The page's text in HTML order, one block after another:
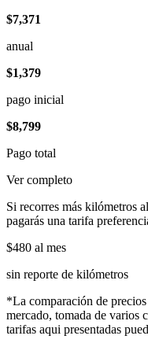
$7,371
anual
$1,379
pago inicial
$8,799
Pago total
Ver completo
Si recorres más kilómetros
pagarás una tarifa
$480 al mes
sin reporte de kilómetros
*La comparación de
mercado, tomada de varios
tarifas aqui presentadas